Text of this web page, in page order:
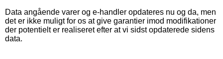
Data angående varer og e-handler opdateres nu og da, men
det er ikke muligt for os at give garantier imod modifikationer
der potentielt er realiseret efter at vi sidst opdaterede sidens
data.